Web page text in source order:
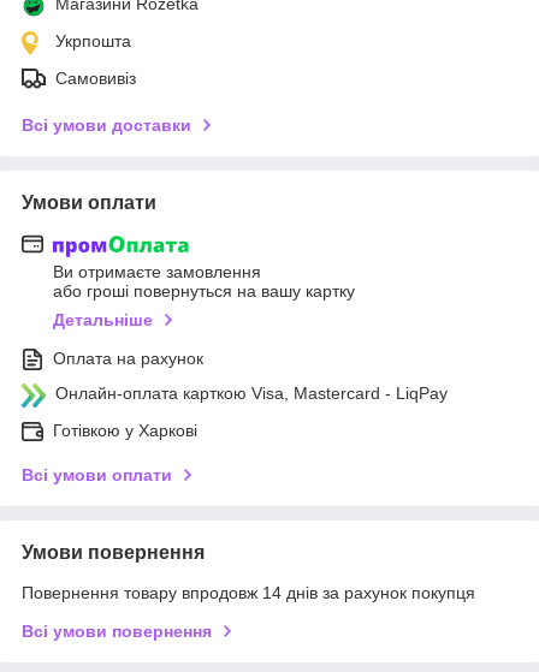
Укрпошта
Самовивіз
Всі умови доставки
Умови оплати
Ви отримаєте замовлення
або гроші повернуться на вашу картку
Детальніше
Оплата на рахунок
Онлайн-оплата карткою Visa, Mastercard - LiqPay
Готівкою у Харкові
Всі умови оплати
Умови повернення
Повернення товару впродовж 14 днів за рахунок покупця
Всі умови повернення